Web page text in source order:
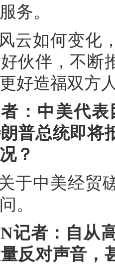
务。
云如何变化
伙伴，不断
好造福双方
：中美代
普总统即将
？
于中美经贸
。
记者：自从
反对声音，